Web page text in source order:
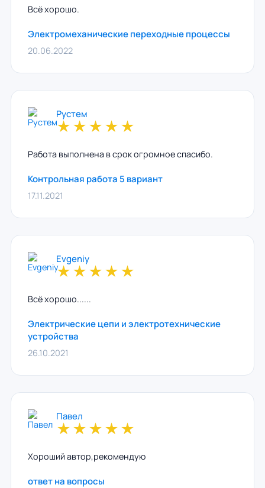
Всё хорошо.
Электромеханические переходные процессы
20.06.2022
Рустем
★★★★★
Работа выполнена в срок огромное спасибо.
Контрольная работа 5 вариант
17.11.2021
Evgeniy
★★★★★
Всё хорошо......
Электрические цепи и электротехнические
устройства
26.10.2021
Павел
★★★★★
Хороший автор,рекомендую
ответ на вопросы